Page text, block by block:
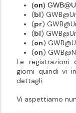
(on)
(bl)
(pr)
(bl)
(on)
(on)
Le registrazioni
giorni quindi vi
dettagli.
Vi aspettiamo